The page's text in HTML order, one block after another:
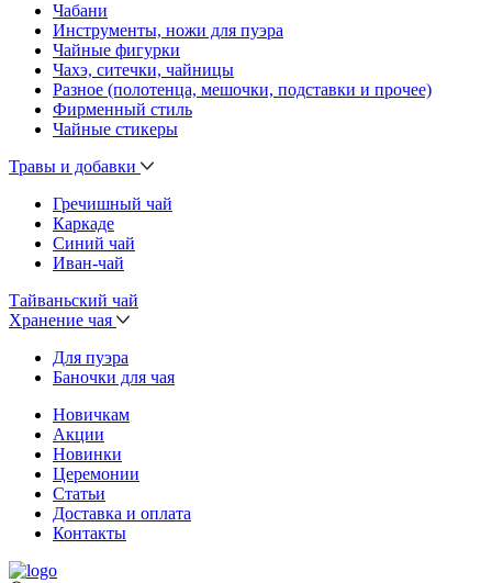
Чабани
Инструменты, ножи для пуэра
Чайные фигурки
Чахэ, ситечки, чайницы
Разное (полотенца, мешочки, подставки и прочее)
Фирменный стиль
Чайные стикеры
Травы и добавки
Гречишный чай
Каркаде
Синий чай
Иван-чай
Тайваньский чай
Хранение чая
Для пуэра
Баночки для чая
Новичкам
Акции
Новинки
Церемонии
Статьи
Доставка и оплата
Контакты